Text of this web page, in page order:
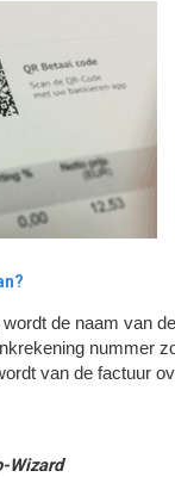
wordt de naam van
nummer
van de factuur
Wizard